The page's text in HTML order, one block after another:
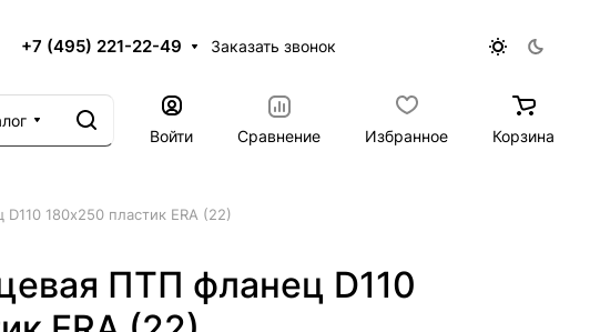
+7 (495) 221-22-49 Заказать звонок
Войти
Сравнение Избранное Корзина
180х250 пластик ERA (22)
ПТП фланец D110